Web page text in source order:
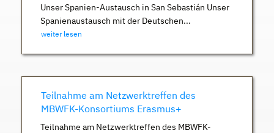
Unser Spanien-Austausch in San Sebastián Unser
Spanienaustausch mit der Deutschen...
weiter lesen
Teilnahme am Netzwerktreffen des
MBWFK-Konsortiums Erasmus+
Teilnahme am Netzwerktreffen des MBWFK-